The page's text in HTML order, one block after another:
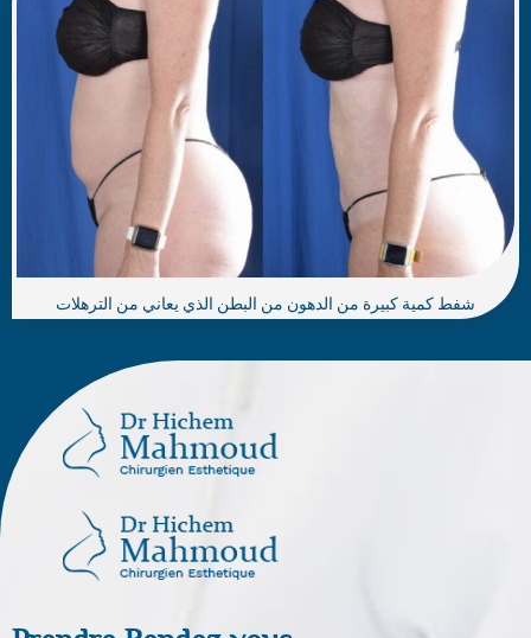
شفط كمية كبيرة من الدهون من البطن الذي يعاني من الترهلات